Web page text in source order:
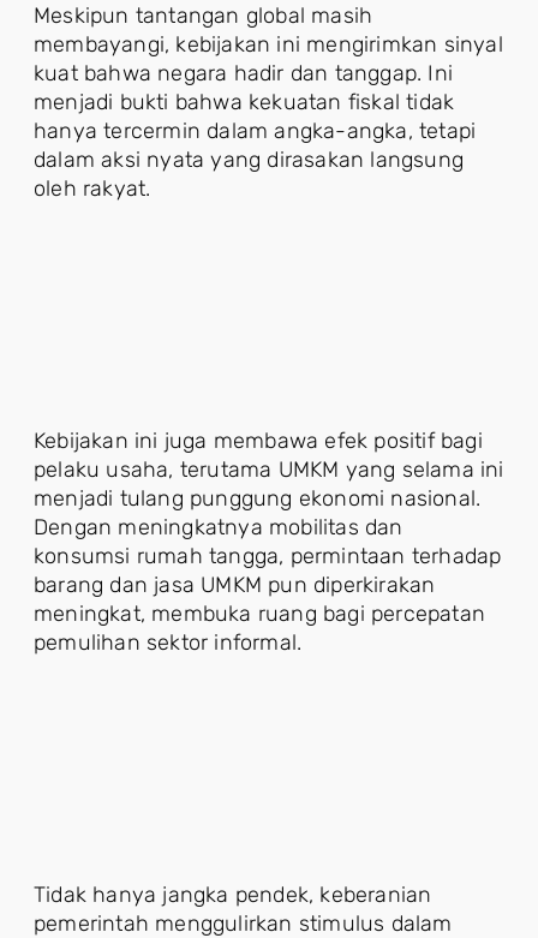
Meskipun tantangan global masih
membayangi, kebijakan ini mengirimkan sinyal
kuat bahwa negara hadir dan tanggap. Ini
menjadi bukti bahwa kekuatan fiskal tidak
hanya tercermin dalam angka-angka, tetapi
dalam aksi nyata yang dirasakan langsung
oleh rakyat.
Kebijakan ini juga membawa efek positif bagi
pelaku usaha, terutama UMKM yang selama ini
menjadi tulang punggung ekonomi nasional.
Dengan meningkatnya mobilitas dan
konsumsi rumah tangga, permintaan terhadap
barang dan jasa UMKM pun diperkirakan
meningkat, membuka ruang bagi percepatan
pemulihan sektor informal.
Tidak hanya jangka pendek, keberanian
pemerintah menggulirkan stimulus dalam